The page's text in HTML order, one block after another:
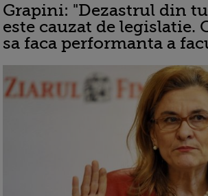
Grapini: "Dezastrul din
este cauzat de legislatie.
sa faca performanta a